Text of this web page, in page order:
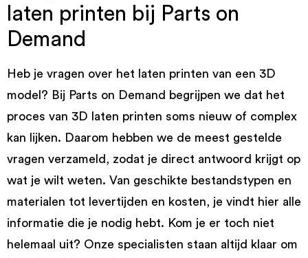
laten printen bij Parts on
Demand
Heb je vragen over het laten printen van een 3D
model? Bij Parts on Demand begrijpen we dat het
proces van 3D laten printen soms nieuw of complex
kan lijken. Daarom hebben we de meest gestelde
vragen verzameld, zodat je direct antwoord krijgt op
wat je wilt weten. Van geschikte bestandstypen en
materialen tot levertijden en kosten, je vindt hier alle
informatie die je nodig hebt. Kom je er toch niet
helemaal uit? Onze specialisten staan altijd klaar om